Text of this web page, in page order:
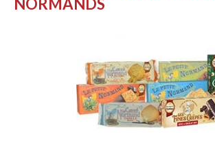
NORMANDS